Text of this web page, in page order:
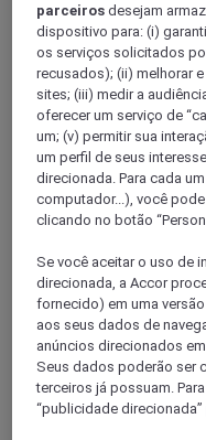
World
Europe
Germany
Berlin - Land
Berlin
Steglitz-Zehlendorf
POTSDAM,
O Mercure Hotel
no centro histórico
Potsdam. Todos os
Os pisos superiores
e dos lagos. Algumas
localizadas nos pisos
eventos com até 200
parceiros desejam
dispositivo para: (i)
os serviços solicitados
recusados); (ii) melhorar
sites; (iii) medir a
oferecer um serviço de
um; (v) permitir sua
um perfil de seus
direcionada. Para cada
computador...), você
clicando no botão
Se você aceitar o uso de
direcionada, a Accor
fornecido) em uma
aos seus dados de
anúncios direcionados
Seus dados poderão ser
terceiros já possuam.
“publicidade direcionada”